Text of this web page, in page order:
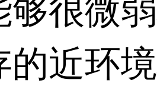
够很微
的近环